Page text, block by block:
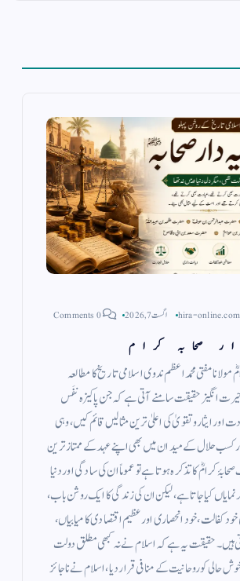
hira-online.com اگست 7, 2026 0 Comments
صحابہ کرام
مولانا مفتی محمد اعظم ندوی اسلامی تاریخ کا مطالعہ
انگیز حقیقت سامنے آتی ہے کہ جن پاکیزہ نفَس
اور ایثار وتقویٰ کی اعلیٰ ترین مثالیں قائم کیں، وہی
حلال کے میدان میں بھی اپنے عہد کے ممتاز ترین
کرامؓ کا تذکرہ ہوتا ہے تو عموماً ان کی سادگی اور دنیا
کیا جاتا ہے، لیکن ان کی زندگی کا ایک روشن باب،
کفالت، خود انحصاری اور عظیم اقتصادی کامیابیاں،
ہیں۔ حقیقت یہ ہے کہ اسلام نے نہ کبھی مطلق دولت
حالی کو روحانیت کے منافی قرار دیا، اسلام نے ناجائز